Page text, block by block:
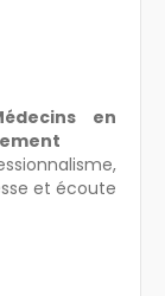
en
et écoute